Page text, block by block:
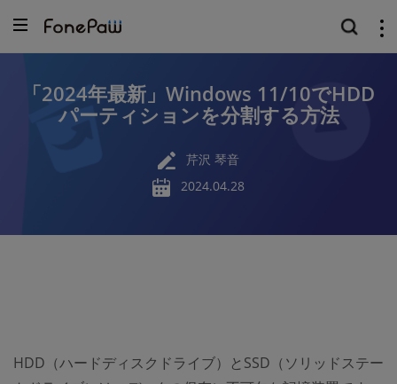
「2024年最新」Windows 11/10でHDD
パーティションを分割する方法
芹沢 琴音
2024.04.28
HDD（ハードディスクドライブ）とSSD（ソリッドステー